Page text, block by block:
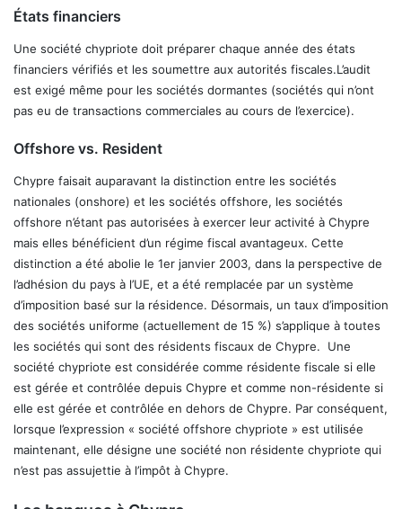
États financiers
Une société chypriote doit préparer chaque année des états
financiers vérifiés et les soumettre aux autorités fiscales.L’audit
est exigé même pour les sociétés dormantes (sociétés qui n’ont
pas eu de transactions commerciales au cours de l’exercice).
Offshore vs. Resident
Chypre faisait auparavant la distinction entre les sociétés
nationales (onshore) et les sociétés offshore, les sociétés
offshore n’étant pas autorisées à exercer leur activité à Chypre
mais elles bénéficient d’un régime fiscal avantageux. Cette
distinction a été abolie le 1er janvier 2003, dans la perspective de
l’adhésion du pays à l’UE, et a été remplacée par un système
d’imposition basé sur la résidence. Désormais, un taux d’imposition
des sociétés uniforme (actuellement de 15 %) s’applique à toutes
les sociétés qui sont des résidents fiscaux de Chypre. Une
société chypriote est considérée comme résidente fiscale si elle
est gérée et contrôlée depuis Chypre et comme non-résidente si
elle est gérée et contrôlée en dehors de Chypre. Par conséquent,
lorsque l’expression « société offshore chypriote » est utilisée
maintenant, elle désigne une société non résidente chypriote qui
n’est pas assujettie à l’impôt à Chypre.